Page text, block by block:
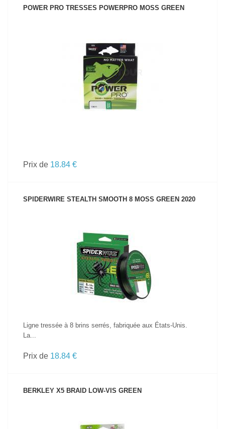
POWER PRO TRESSES POWERPRO MOSS GREEN
VOIR LE PRODUIT
Prix de 18.84 €
SPIDERWIRE STEALTH SMOOTH 8 MOSS GREEN 2020
VOIR LE PRODUIT
Ligne tressée à 8 brins serrés, fabriquée aux États-Unis.
La...
Prix de 18.84 €
BERKLEY X5 BRAID LOW-VIS GREEN